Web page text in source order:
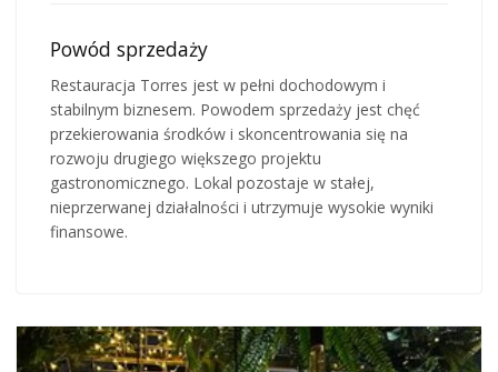
Powód sprzedaży
Restauracja Torres jest w pełni dochodowym i
stabilnym biznesem. Powodem sprzedaży jest chęć
przekierowania środków i skoncentrowania się na
rozwoju drugiego większego projektu
gastronomicznego. Lokal pozostaje w stałej,
nieprzerwanej działalności i utrzymuje wysokie wyniki
finansowe.